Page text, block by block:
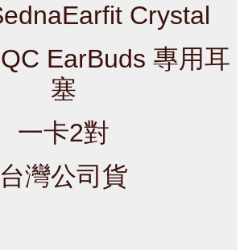
Crystal
EarBuds 專用耳
塞
一卡2對
台灣公司貨